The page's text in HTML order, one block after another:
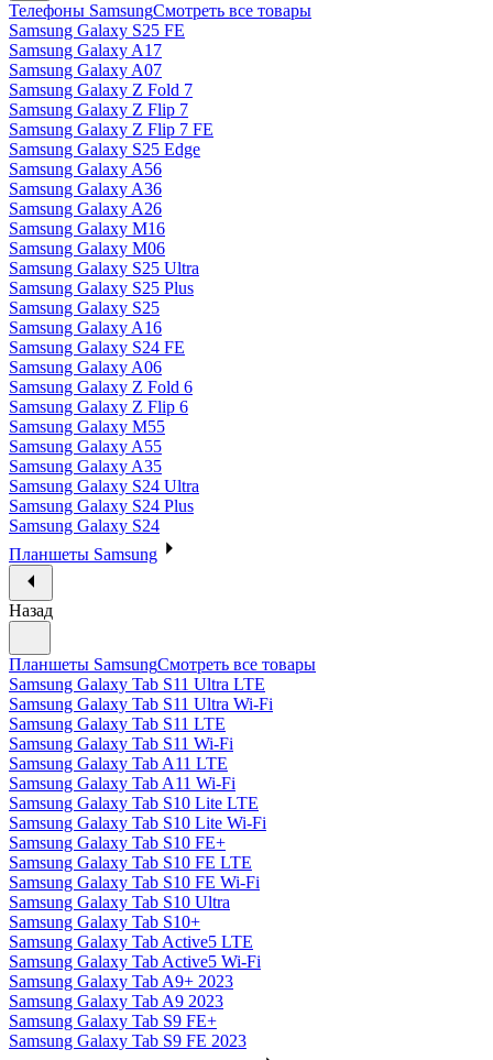
Телефоны SamsungСмотреть все товары
Samsung Galaxy S25 FE
Samsung Galaxy A17
Samsung Galaxy A07
Samsung Galaxy Z Fold 7
Samsung Galaxy Z Flip 7
Samsung Galaxy Z Flip 7 FE
Samsung Galaxy S25 Edge
Samsung Galaxy A56
Samsung Galaxy A36
Samsung Galaxy A26
Samsung Galaxy M16
Samsung Galaxy M06
Samsung Galaxy S25 Ultra
Samsung Galaxy S25 Plus
Samsung Galaxy S25
Samsung Galaxy A16
Samsung Galaxy S24 FE
Samsung Galaxy A06
Samsung Galaxy Z Fold 6
Samsung Galaxy Z Flip 6
Samsung Galaxy M55
Samsung Galaxy A55
Samsung Galaxy A35
Samsung Galaxy S24 Ultra
Samsung Galaxy S24 Plus
Samsung Galaxy S24
Планшеты Samsung
Назад
Планшеты SamsungСмотреть все товары
Samsung Galaxy Tab S11 Ultra LTE
Samsung Galaxy Tab S11 Ultra Wi-Fi
Samsung Galaxy Tab S11 LTE
Samsung Galaxy Tab S11 Wi-Fi
Samsung Galaxy Tab A11 LTE
Samsung Galaxy Tab A11 Wi-Fi
Samsung Galaxy Tab S10 Lite LTE
Samsung Galaxy Tab S10 Lite Wi-Fi
Samsung Galaxy Tab S10 FE+
Samsung Galaxy Tab S10 FE LTE
Samsung Galaxy Tab S10 FE Wi-Fi
Samsung Galaxy Tab S10 Ultra
Samsung Galaxy Tab S10+
Samsung Galaxy Tab Active5 LTE
Samsung Galaxy Tab Active5 Wi-Fi
Samsung Galaxy Tab A9+ 2023
Samsung Galaxy Tab A9 2023
Samsung Galaxy Tab S9 FE+
Samsung Galaxy Tab S9 FE 2023